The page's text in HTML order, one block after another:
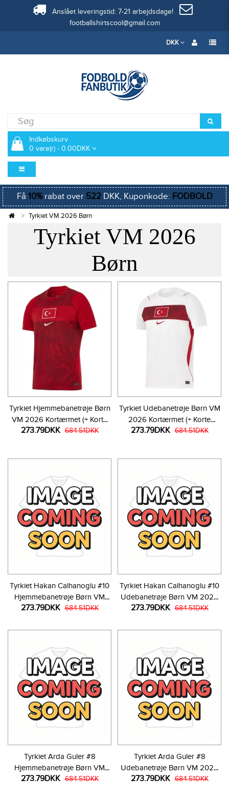
Anslået leveringstid: 7-21 arbejdsdage!
footballshirtscool@gmail.com
DKK
Indkøbskurv
0 vare(r) - 0.00DKK
Få 10%rabat over 522DKK, Kuponkode: FODBOLD
Tyrkiet VM 2026 Børn
Tyrkiet VM 2026
Børn
Tyrkiet Hjemmebanetrøje Børn
VM 2026 Kortærmet (+ Korte
bukser)
273.79DKK 684.51DKK
Tyrkiet Udebanetrøje Børn VM
2026 Kortærmet (+ Korte
bukser)
273.79DKK 684.51DKK
Tyrkiet Hakan Calhanoglu #10
Hjemmebanetrøje Børn VM
2026 Kortærmet (+ Korte
273.79DKK 684.51DKK
Tyrkiet Hakan Calhanoglu #10
Udebanetrøje Børn VM 2026
Kortærmet (+ Korte bukser)
273.79DKK 684.51DKK
Tyrkiet Arda Guler #8
Hjemmebanetrøje Børn VM
2026 Kortærmet (+ Korte
273.79DKK 684.51DKK
Tyrkiet Arda Guler #8
Udebanetrøje Børn VM 2026
Kortærmet (+ Korte bukser)
273.79DKK 684.51DKK